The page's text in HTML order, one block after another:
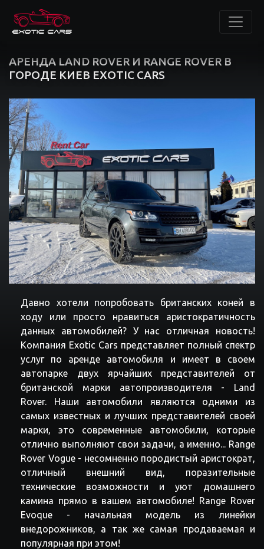
АРЕНДА LAND ROVER И RANGE ROVER В
ГОРОДЕ КИЕВ EXOTIC CARS
Давно хотели попробовать британских коней в
ходу или просто нравиться аристократичность
данных автомобилей? У нас отличная новость!
Компания Exotic Cars представляет полный спектр
услуг по аренде автомобиля и имеет в своем
автопарке двух ярчайших представителей от
британской марки автопроизводителя - Land
Rover. Наши автомобили являются одними из
самых известных и лучших представителей своей
марки, это современные автомобили, которые
отлично выполняют свои задачи, а именно... Range
Rover Vogue - несомненно породистый аристократ,
отличный внешний вид, поразительные
технические возможности и уют домашнего
камина прямо в вашем автомобиле! Range Rover
Evoque - начальная модель из линейки
внедорожников, а так же самая продаваемая и
популярная при этом!